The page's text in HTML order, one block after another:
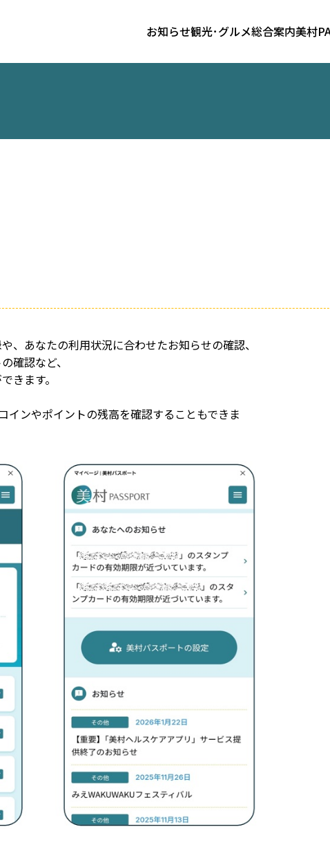
お知らせ観光･グルメ総合案内美村
、あなたの利用状況に合わせたお知らせの確認、
確認など、
きます。
インやポイントの残高を確認することもできま